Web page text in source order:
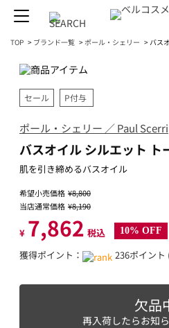
TOP > ブランド一覧 >ポール・シェリー >バス
セール P付与
ポール・シェリー ／ Paul Scerri
バスオイル シルエット
肌を引き締めるバスオイル
希望小売価格 ¥8,800
当店通常価格 ¥8,190
¥ 7,862 税込 10% OFF
獲得ポイント： 236ポイント
欠品
再入荷したらお知